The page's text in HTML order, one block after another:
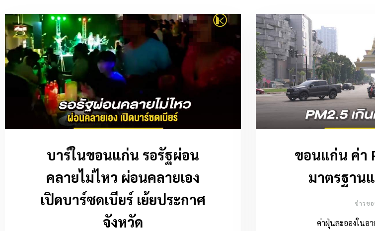
บาร์ในขอนแก่น รอรัฐผ่อน
คลายไม่ไหว ผ่อนคลายเอง
เปิดบาร์ซดเบียร์ เย้ยประกาศ
จังหวัด
ขอนแก่น ค่า
มาตรฐาน
ข่าวข
ค่าฝุ่นละอองในอ